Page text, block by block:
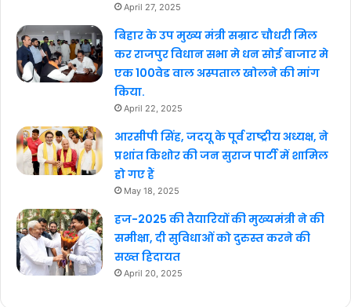
April 27, 2025
बिहार के उप मुख्य मंत्री सम्राट चौधरी मिल
कर राजपुर विधान सभा मे धन सोई बाजार मे
एक 100वेड वाल अस्पताल खोलने की मांग
किया.
April 22, 2025
आरसीपी सिंह, जदयू के पूर्व राष्ट्रीय अध्यक्ष, ने
प्रशांत किशोर की जन सुराज पार्टी में शामिल
हो गए हैं
May 18, 2025
हज-2025 की तैयारियों की मुख्यमंत्री ने की
समीक्षा, दी सुविधाओं को दुरुस्त करने की
सख्त हिदायत
April 20, 2025